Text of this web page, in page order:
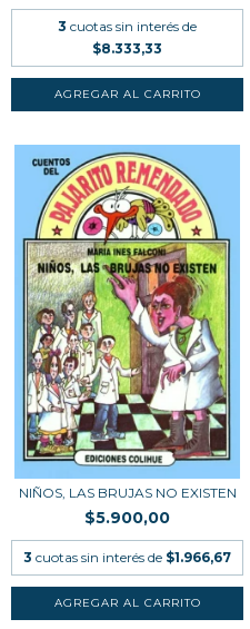
3 cuotas sin interés de
$8.333,33
NIÑOS, LAS BRUJAS NO EXISTEN
$5.900,00
3 cuotas sin interés de $1.966,67